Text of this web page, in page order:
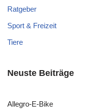
Ratgeber
Sport & Freizeit
Tiere
Neuste Beiträge
Allegro-E-Bike